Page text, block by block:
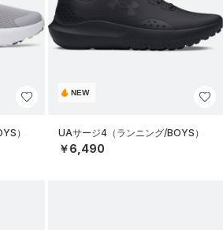
）
NEW
UAサージ4（ランニング/BOYS）
￥6,490